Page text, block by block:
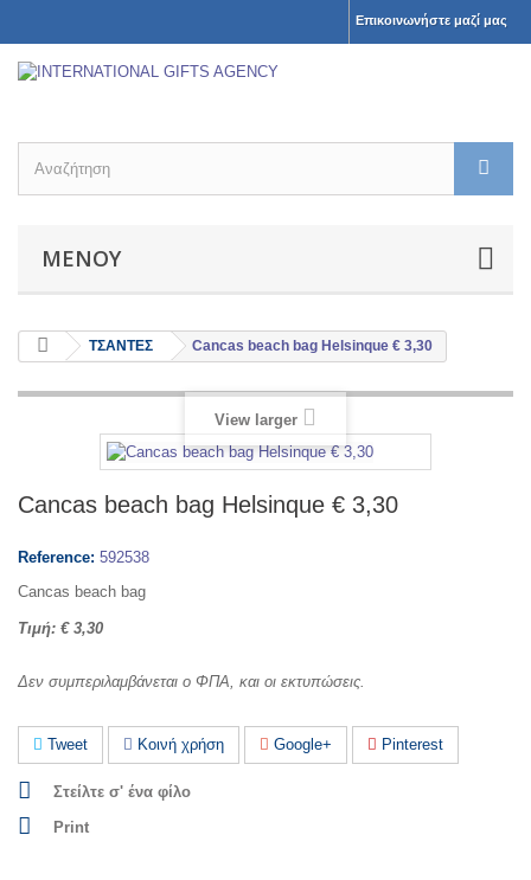
Επικοινωνήστε μαζί μας
ΜΕΝΟΎ
ΤΣΑΝΤΕΣ Cancas beach bag Helsinque € 3,30
View larger
Cancas beach bag Helsinque € 3,30
Reference: 592538
Cancas beach bag
Τιμή: € 3,30
Δεν συμπεριλαμβάνεται ο ΦΠΑ, και οι εκτυπώσεις.
Tweet Κοινή χρήση Google+ Pinterest
Στείλτε σ' ένα φίλο
Print